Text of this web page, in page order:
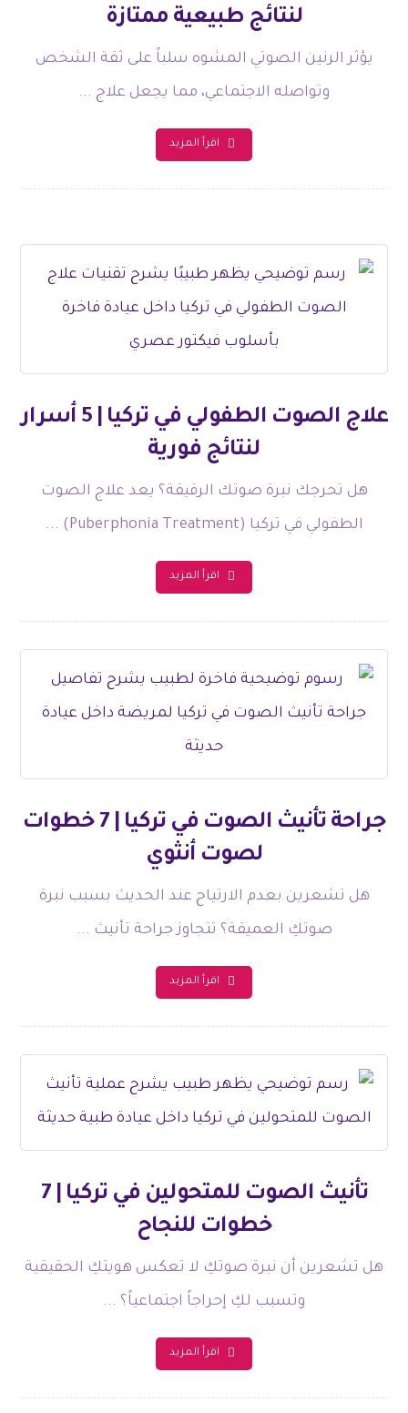
لنتائج طبيعية ممتازة
يؤثر الرنين الصوتي المشوه سلباً على ثقة الشخص
وتواصله الاجتماعي، مما يجعل علاج ...
اقرأ المزيد
علاج الصوت الطفولي في تركيا | 5 أسرار
لنتائج فورية
هل تحرجك نبرة صوتك الرقيقة؟ يعد علاج الصوت
الطفولي في تركيا (Puberphonia Treatment) ...
اقرأ المزيد
جراحة تأنيث الصوت في تركيا | 7 خطوات
لصوت أنثوي
هل تشعرين بعدم الارتياح عند الحديث بسبب نبرة
صوتكِ العميقة؟ تتجاوز جراحة تأنيث ...
اقرأ المزيد
تأنيث الصوت للمتحولين في تركيا | 7
خطوات للنجاح
هل تشعرين أن نبرة صوتكِ لا تعكس هويتكِ الحقيقية
وتسبب لكِ إحراجاً اجتماعياً؟ ...
اقرأ المزيد